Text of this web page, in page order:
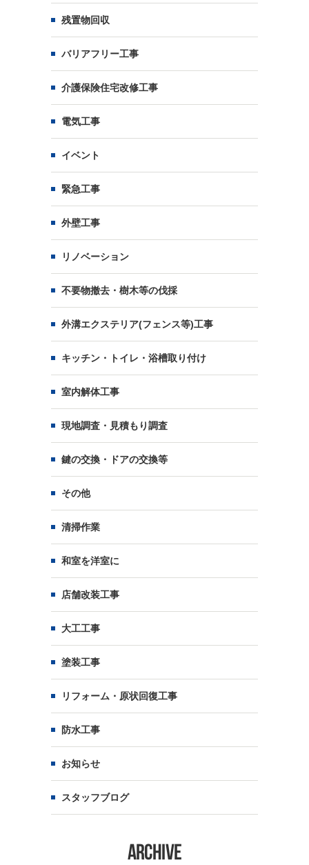
残置物回収
バリアフリー工事
介護保険住宅改修工事
電気工事
イベント
緊急工事
外壁工事
リノベーション
不要物撤去・樹木等の伐採
外溝エクステリア(フェンス等)工事
キッチン・トイレ・浴槽取り付け
室内解体工事
現地調査・見積もり調査
鍵の交換・ドアの交換等
その他
清掃作業
和室を洋室に
店舗改装工事
大工工事
塗装工事
リフォーム・原状回復工事
防水工事
お知らせ
スタッフブログ
ARCHIVE